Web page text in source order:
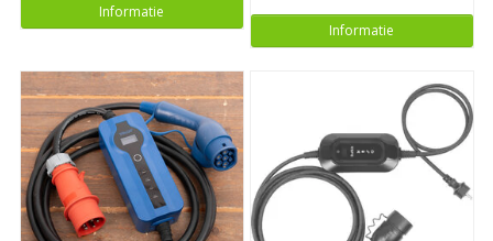
Informatie
Informatie